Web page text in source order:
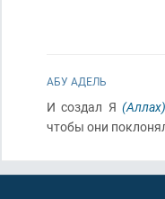
АБУ АДЕЛЬ
И создал Я(Аллах)
чтобы они